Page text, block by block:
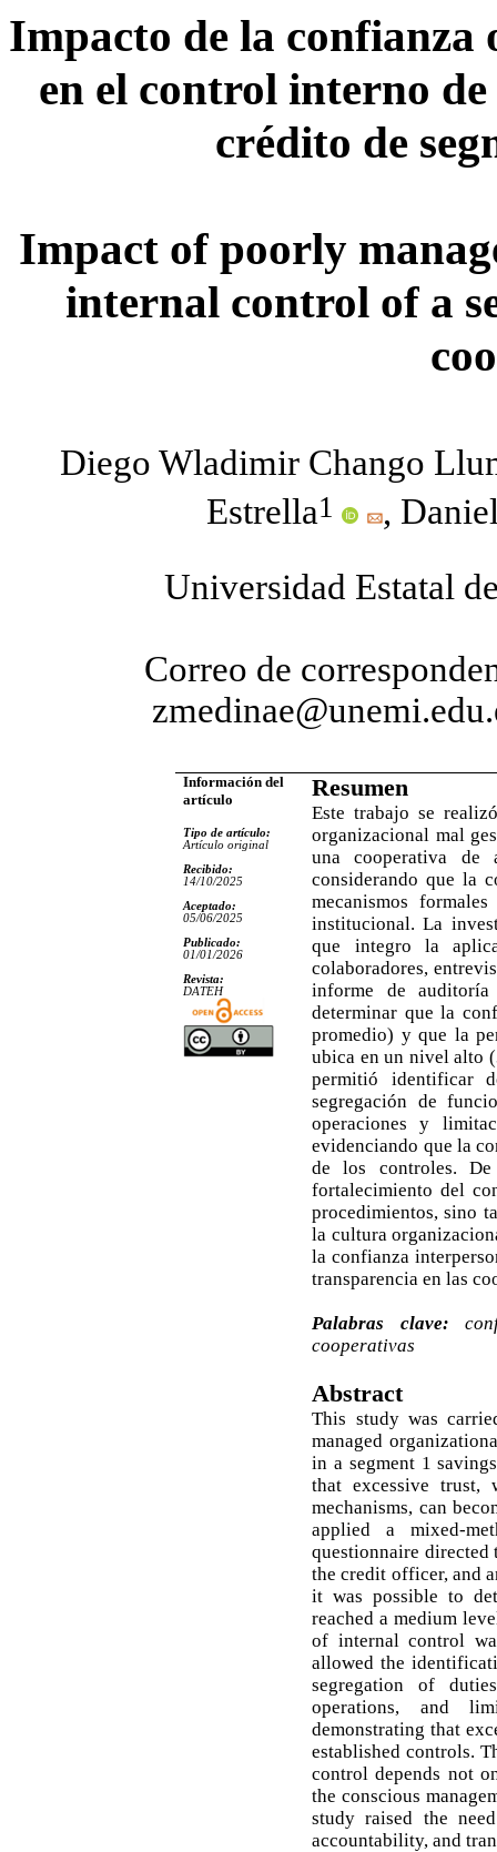
Impacto de la confianza
en el control interno
crédito de
Impact of poorly
internal control of a
Diego Wladimir Chango
Estrella1
,
Universidad Estatal
Correo de
Información del
artículo
Tipo de artículo:
Artículo original
Recibido:
14/10/2025
Aceptado:
05/06/2025
Publicado:
01/01/2026
Revista:
DATEH
Resumen
Este trabajo se
organizacional mal
una cooperativa de
considerando que la
mecanismos
institucional. La
que integro la
colaboradores,
informe de
determinar que la
promedio) y que la
ubica en un nivel alto
permitió identificar
segregación de
operaciones y
evidenciando que la
de los controles.
fortalecimiento del
procedimientos, sino
la cultura
la confianza
transparencia en las
Palabras clave:
cooperativas
Abstract
This study was
managed
in a segment 1
that excessive
mechanisms, can
applied a mixed-
questionnaire directed
the credit officer, and
it was possible to
reached a medium
of internal control
allowed the
segregation of
operations, and
demonstrating that
established controls.
control depends not
the conscious
study raised the
accountability, and